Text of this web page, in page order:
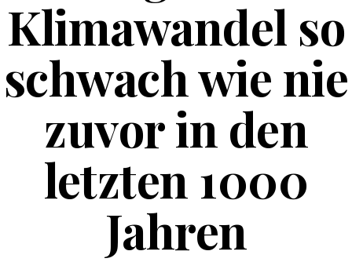
Klimawandel so
schwach wie nie
zuvor in den
letzten 1000
Jahren